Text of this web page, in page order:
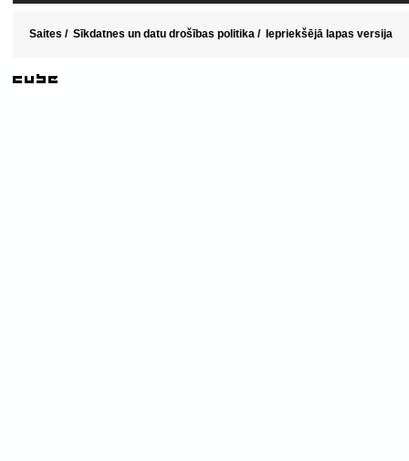
Saites / Sīkdatnes un datu drošības politika / Iepriekšējā lapas versija